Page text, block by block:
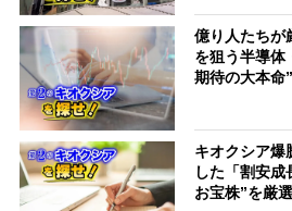
億り人たちが
を狙う半導
期待の大本命
キオクシア爆
した「割安
お宝株”を厳